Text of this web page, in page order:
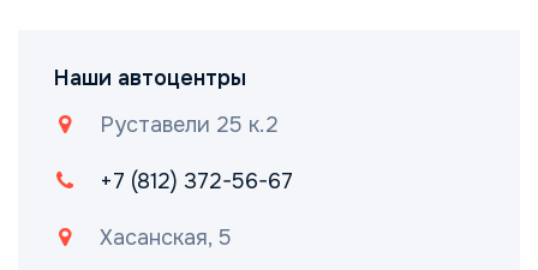
Наши автоцентры
Руставели 25 к.2
+7 (812) 372-56-67
Хасанская, 5